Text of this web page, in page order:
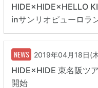
HIDE×HIDE×HELLO
inサンリオピューロラ
NEWS 2019年04月18日(
HIDE×HIDE 東名阪
開始